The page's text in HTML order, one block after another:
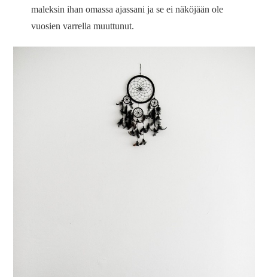
maleksin ihan omassa ajassani ja se ei näköjään ole
vuosien varrella muuttunut.